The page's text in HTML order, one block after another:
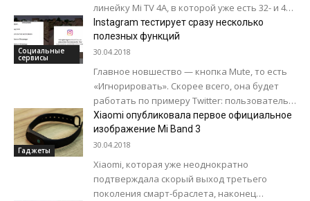
линейку Mi TV 4A, в которой уже есть 32- и 42-
дюймовая модели. Самый...
Социальные
сервисы
Instagram тестирует сразу несколько
полезных функций
30.04.2018
Главное новшество — кнопка Mute, то есть
«Игнорировать». Скорее всего, она будет
работать по примеру Twitter: пользователь
сможет «отключить» в ленте публикации
определенного друга....
Гаджеты
Xiaomi опубликовала первое официальное
изображение Mi Band 3
30.04.2018
Xiaomi, которая уже неоднократно
подтверждала скорый выход третьего
поколения смарт-браслета, наконец